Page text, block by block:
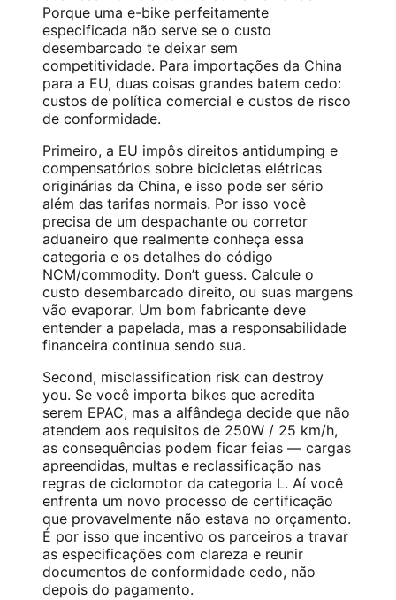
Porque uma e-bike perfeitamente
especificada não serve se o custo
desembarcado te deixar sem
competitividade. Para importações da China
para a EU, duas coisas grandes batem cedo:
custos de política comercial e custos de risco
de conformidade.
Primeiro, a EU impôs direitos antidumping e
compensatórios sobre bicicletas elétricas
originárias da China, e isso pode ser sério
além das tarifas normais. Por isso você
precisa de um despachante ou corretor
aduaneiro que realmente conheça essa
categoria e os detalhes do código
NCM/commodity. Don’t guess. Calcule o
custo desembarcado direito, ou suas margens
vão evaporar. Um bom fabricante deve
entender a papelada, mas a responsabilidade
financeira continua sendo sua.
Second, misclassification risk can destroy
you. Se você importa bikes que acredita
serem EPAC, mas a alfândega decide que não
atendem aos requisitos de 250W / 25 km/h,
as consequências podem ficar feias — cargas
apreendidas, multas e reclassificação nas
regras de ciclomotor da categoria L. Aí você
enfrenta um novo processo de certificação
que provavelmente não estava no orçamento.
É por isso que incentivo os parceiros a travar
as especificações com clareza e reunir
documentos de conformidade cedo, não
depois do pagamento.